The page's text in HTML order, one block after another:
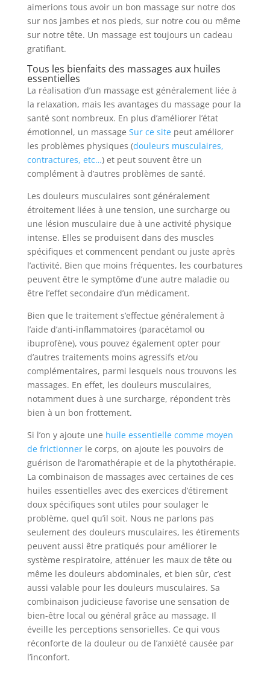
aimerions tous avoir un bon massage sur notre dos
sur nos jambes et nos pieds, sur notre cou ou même
sur notre tête. Un massage est toujours un cadeau
gratifiant.
Tous les bienfaits des massages aux huiles
essentielles
La réalisation d’un massage est généralement liée à
la relaxation, mais les avantages du massage pour la
santé sont nombreux. En plus d’améliorer l’état
émotionnel, un massage Sur ce sitepeut améliorer
les problèmes physiques (douleurs musculaires,
contractures, etc…) et peut souvent être un
complément à d’autres problèmes de santé.
Les douleurs musculaires sont généralement
étroitement liées à une tension, une surcharge ou
une lésion musculaire due à une activité physique
intense. Elles se produisent dans des muscles
spécifiques et commencent pendant ou juste après
l’activité. Bien que moins fréquentes, les courbatures
peuvent être le symptôme d’une autre maladie ou
être l’effet secondaire d’un médicament.
Bien que le traitement s’effectue généralement à
l’aide d’anti-inflammatoires (paracétamol ou
ibuprofène), vous pouvez également opter pour
d’autres traitements moins agressifs et/ou
complémentaires, parmi lesquels nous trouvons les
massages. En effet, les douleurs musculaires,
notamment dues à une surcharge, répondent très
bien à un bon frottement.
Si l’on y ajoute une huile essentielle comme moyen
de frictionnerle corps, on ajoute les pouvoirs de
guérison de l’aromathérapie et de la phytothérapie.
La combinaison de massages avec certaines de ces
huiles essentielles avec des exercices d’étirement
doux spécifiques sont utiles pour soulager le
problème, quel qu’il soit. Nous ne parlons pas
seulement des douleurs musculaires, les étirements
peuvent aussi être pratiqués pour améliorer le
système respiratoire, atténuer les maux de tête ou
même les douleurs abdominales, et bien sûr, c’est
aussi valable pour les douleurs musculaires. Sa
combinaison judicieuse favorise une sensation de
bien-être local ou général grâce au massage. Il
éveille les perceptions sensorielles. Ce qui vous
réconforte de la douleur ou de l’anxiété causée par
l’inconfort.